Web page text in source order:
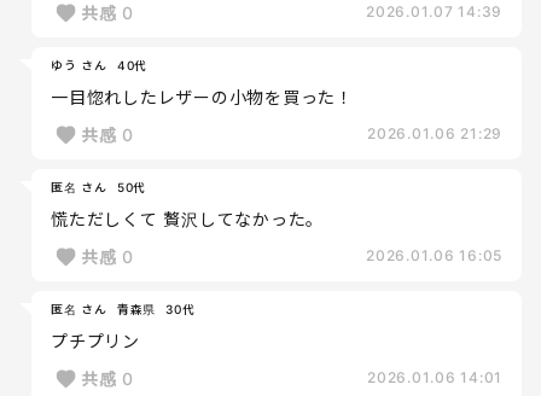
共感 0 2026.01.07 14:39
ゆう さん 40代
一目惚れしたレザーの小物を買った！
共感 0 2026.01.06 21:29
匿名 さん 50代
慌ただしくて 贅沢してなかった。
共感 0 2026.01.06 16:05
匿名 さん 青森県 30代
プチプリン
共感 0 2026.01.06 14:01